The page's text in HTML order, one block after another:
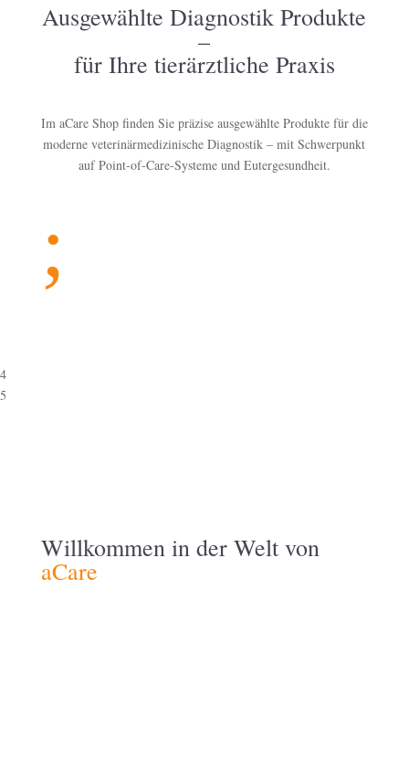
Ausgewählte Diagnostik Produkte
–
für Ihre tierärztliche Praxis
Im aCare Shop finden Sie präzise ausgewählte Produkte für die
moderne veterinärmedizinische Diagnostik – mit Schwerpunkt
auf Point-of-Care-Systeme und Eutergesundheit.
;
4
5
Willkommen in der Welt von
aCare